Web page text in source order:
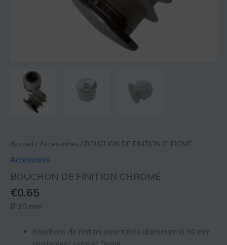
Accueil / Accessoires / BOUCHON DE FINITION CHROMÉ
Accessoires
BOUCHON DE FINITION CHROMÉ
€0.65
Ø 30 mm
Bouchons de finition pour tubes aluminium Ø 30 mm,